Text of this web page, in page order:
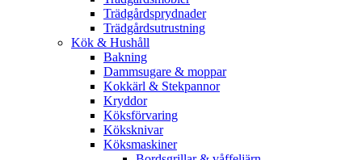
Trädgårdsprydnader
Trädgårdsutrustning
Kök & Hushåll
Bakning
Dammsugare & moppar
Kokkärl & Stekpannor
Kryddor
Köksförvaring
Köksknivar
Köksmaskiner